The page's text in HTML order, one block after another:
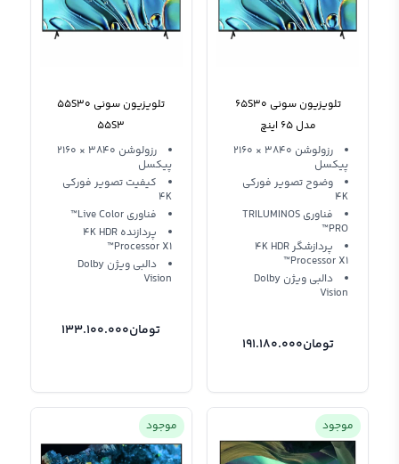
تلویزیون سونی 65S30
مدل 65 اینچ
رزولوشن 3840 × 2160
پیکسل
وضوح تصویر فورکی
4K
فناوری TRILUMINOS
PRO™
پردازشگر 4K HDR
Processor X1™
دالبی ویژن Dolby
Vision
تومان191.180.000
تلویزیون سونی 55S30
55S3
رزولوشن 3840 × 2160
پیکسل
کیفیت تصویر فورکی
4K
فناوری Live Color™
پردازنده 4K HDR
Processor X1™
دالبی ویژن Dolby
Vision
تومان133.100.000
موجود موجود